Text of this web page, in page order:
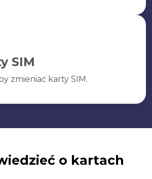
SIM
zmieniać karty SIM.
o kartach